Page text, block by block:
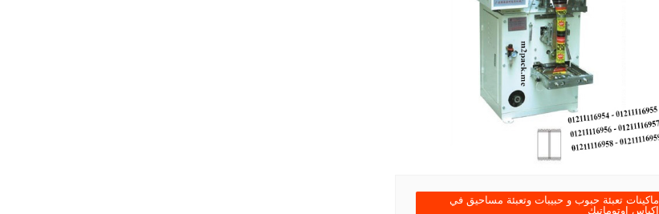
ماكينات تعبئة حبوب و حبيبات وتعبئة مساحيق في
اكياس اوتوماتيك